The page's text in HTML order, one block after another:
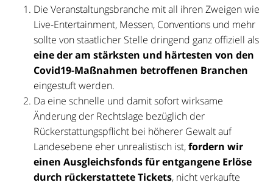
Die Veranstaltungsbranche mit all ihren Zweigen wie
Live-Entertainment, Messen, Conventions und mehr
sollte von staatlicher Stelle dringend ganz offiziell als
eine der am stärksten und härtesten von den
Covid19-Maßnahmen betroffenen Branchen
eingestuft werden.
Da eine schnelle und damit sofort wirksame
Änderung der Rechtslage bezüglich der
Rückerstattungspflicht bei höherer Gewalt auf
Landesebene eher unrealistisch ist,fordern wir
einen Ausgleichsfonds für entgangene Erlöse
durch rückerstattete Tickets, nicht verkaufte